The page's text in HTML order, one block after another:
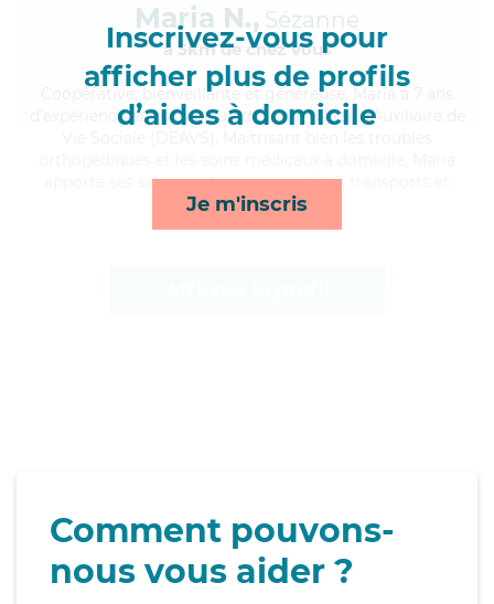
Inscrivez-vous pour
afficher plus de profils
d’aides à domicile
Je m'inscris
Maria N., Sézanne
à 5km de chez Vous
, bienveillante et généreuse, Maria a 7 ans
d'expérience et possède un diplôme d'État d'Auxiliaire de
apporte ses services de repas, mobilité, transports et
activités*
Comment pouvons-
nous vous aider ?